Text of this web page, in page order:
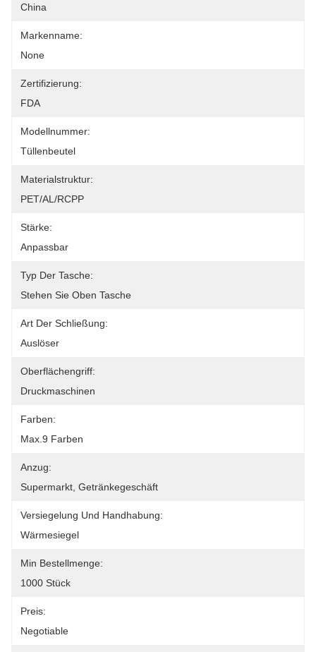
China
Markenname:
None
Zertifizierung:
FDA
Modellnummer:
Tüllenbeutel
Materialstruktur:
PET/AL/RCPP
Stärke:
Anpassbar
Typ Der Tasche:
Stehen Sie Oben Tasche
Art Der Schließung:
Auslöser
Oberflächengriff:
Druckmaschinen
Farben:
Max.9 Farben
Anzug:
Supermarkt, Getränkegeschäft
Versiegelung Und Handhabung:
Wärmesiegel
Min Bestellmenge:
1000 Stück
Preis:
Negotiable